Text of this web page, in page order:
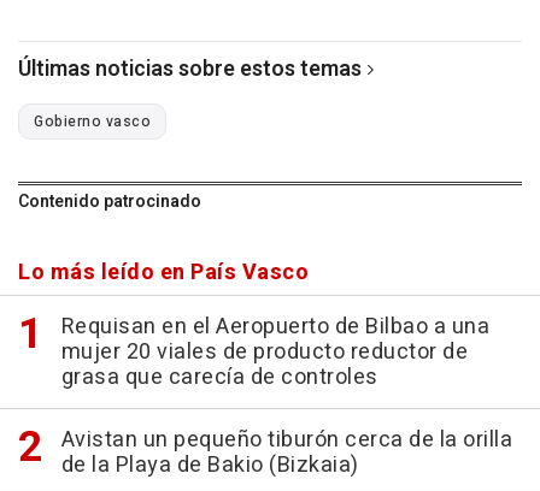
Últimas noticias sobre estos temas
Gobierno vasco
Contenido patrocinado
Lo más leído en País Vasco
Requisan en el Aeropuerto de Bilbao a una
mujer 20 viales de producto reductor de
grasa que carecía de controles
Avistan un pequeño tiburón cerca de la orilla
de la Playa de Bakio (Bizkaia)